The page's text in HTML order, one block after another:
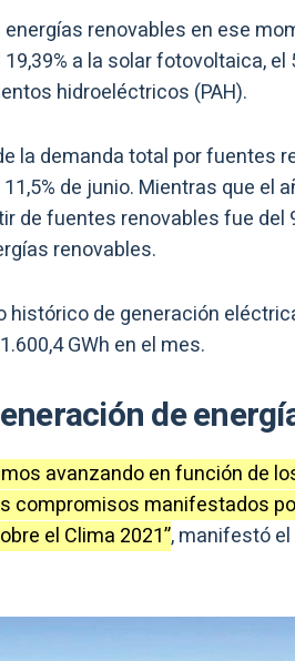
renovables en ese
a la solar fotovoltaica, el
hidroeléctricos (PAH).
la demanda total por fuentes
de junio. Mientras que el
de fuentes renovables fue del
renovables.
histórico de generación
GWh en el mes.
de
avanzando en función de
compromisos manifestados
el Clima 2021”, manifestó